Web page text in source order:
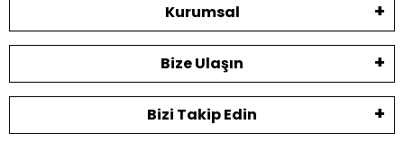
Kurumsal
Bize Ulaşın
Bizi Takip Edin